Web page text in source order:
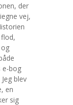
der
vej,
e-bog
blev
en
sig